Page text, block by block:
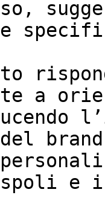
a
del
e